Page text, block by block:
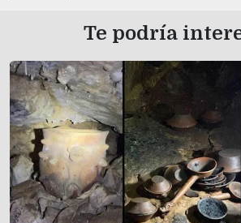
Te podría